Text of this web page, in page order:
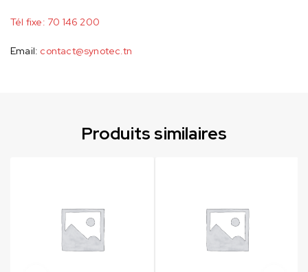
Tél fixe: 70 146 200
Email: contact@synotec.tn
Produits similaires